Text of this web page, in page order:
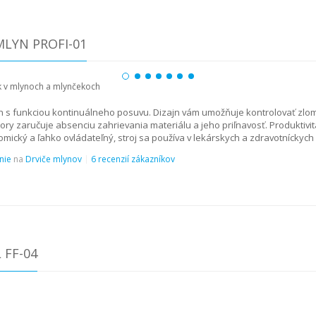
PROFI-01
s funkciou kontinuálneho posuvu. Dizajn vám umožňuje kontrolovať
zaručuje absenciu zahrievania materiálu a jeho priľnavosť.
a ľahko ovládateľný, stroj sa používa v lekárskych a
na Drviče mlynov 6 recenzií zákazníkov
FF-04